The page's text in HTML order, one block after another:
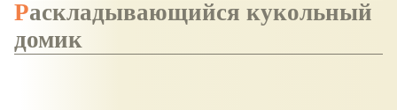
Раскладывающийся кукольный
домик